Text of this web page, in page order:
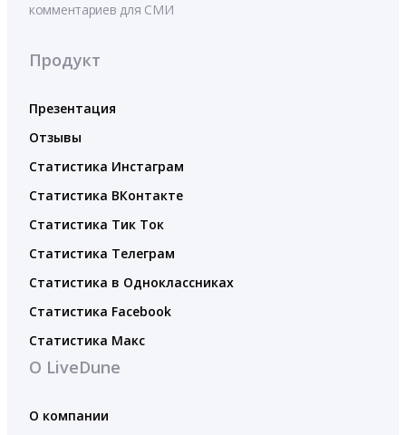
комментариев для СМИ
Продукт
Презентация
Отзывы
Статистика Инстаграм
Статистика ВКонтакте
Статистика Тик Ток
Статистика Телеграм
Статистика в Одноклассниках
Статистика Facebook
Статистика Макс
О LiveDune
О компании